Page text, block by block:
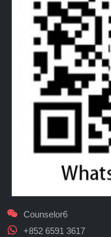
Counselor6
+852 6591 3617